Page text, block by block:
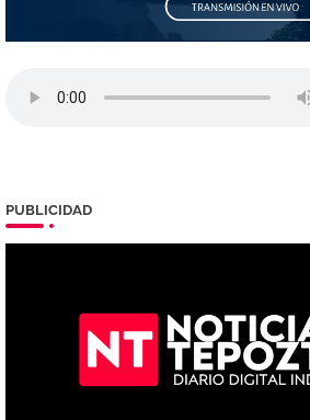
PUBLICIDAD